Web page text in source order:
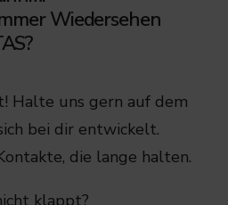
Wiedersehen
Halte uns gern auf dem
bei dir entwickelt.
die lange halten.
klappt?​​